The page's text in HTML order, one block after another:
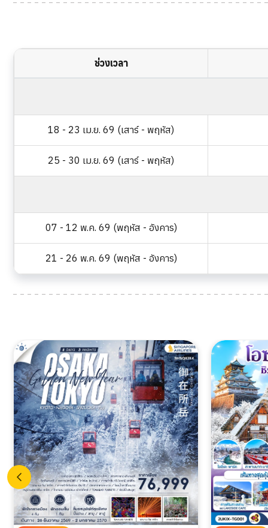
ช่วงเวลา
18 - 23 เม.ย. 69 (เสาร์ - พฤหัส)
25 - 30 เม.ย. 69 (เสาร์ - พฤหัส)
07 - 12 พ.ค. 69 (พฤหัส - อังคาร)
21 - 26 พ.ค. 69 (พฤหัส - อังคาร)